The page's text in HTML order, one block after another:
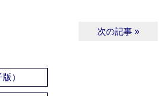
次の記事 »
）